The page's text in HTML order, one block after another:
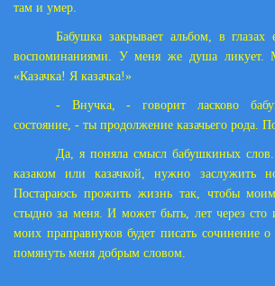
там и умер.
Бабушка закрывает альбом, в глазах
воспоминаниями. У меня же душа ликует.
«Казачка! Я казачка!»
- Внучка, - говорит ласково
состояние, - ты продолжение казачьего рода.
Да, я поняла смысл бабушкиных
казаком или казачкой, нужно заслужить
Постараюсь прожить жизнь так, чтобы
стыдно за меня. И может быть, лет через сто
моих праправнуков будет писать сочинение о
помянуть меня добрым словом.